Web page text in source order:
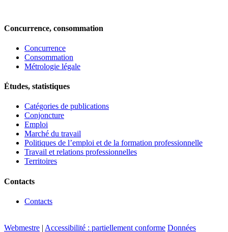
Concurrence, consommation
Concurrence
Consommation
Métrologie légale
Études, statistiques
Catégories de publications
Conjoncture
Emploi
Marché du travail
Politiques de l’emploi et de la formation professionnelle
Travail et relations professionnelles
Territoires
Contacts
Contacts
Webmestre | Accessibilité : partiellement conforme Données